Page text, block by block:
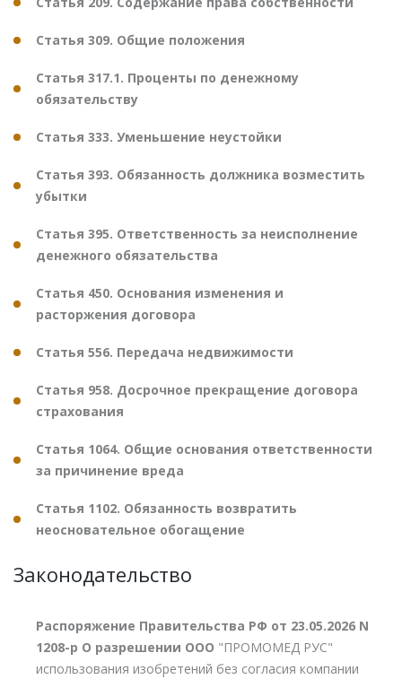
Статья 309. Общие положения
Статья 317.1. Проценты по денежному
обязательству
Статья 333. Уменьшение неустойки
Статья 393. Обязанность должника возместить
убытки
Статья 395. Ответственность за неисполнение
денежного обязательства
Статья 450. Основания изменения и
расторжения договора
Статья 556. Передача недвижимости
Статья 958. Досрочное прекращение договора
страхования
Статья 1064. Общие основания ответственности
за причинение вреда
Статья 1102. Обязанность возвратить
неосновательное обогащение
Законодательство
Распоряжение Правительства РФ от 23.05.2026 N
1208-р О разрешении ООО "ПРОМОМЕД РУС"
использования изобретений без согласия компании